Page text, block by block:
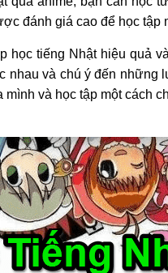
đánh giá cao để học tập
học tiếng Nhật hiệu quả
và chú ý đến những
và học tập một cách